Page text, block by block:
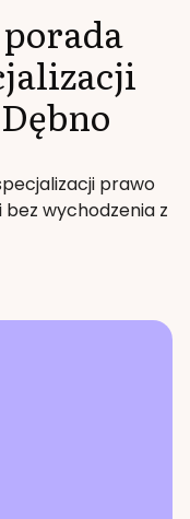
Dębno
prawo
bez wychodzenia z